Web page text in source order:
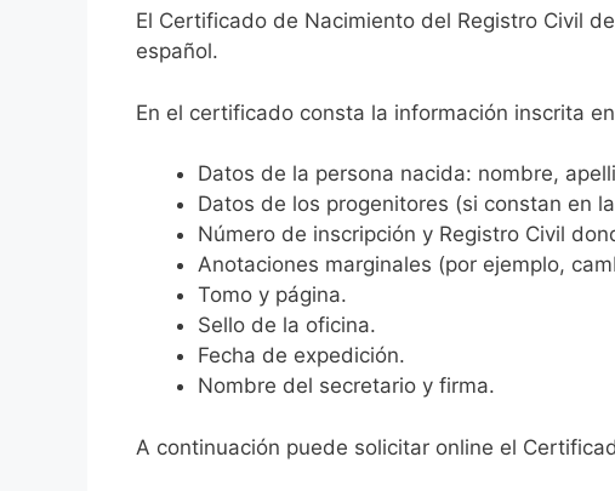
El Certificado de Nacimiento del Registro Civil
español.
En el certificado consta la información inscrita
Datos de la persona nacida: nombre,
Datos de los progenitores (si constan en
Número de inscripción y Registro Civil
Anotaciones marginales (por ejemplo,
Tomo y página.
Sello de la oficina.
Fecha de expedición.
Nombre del secretario y firma.
A continuación puede solicitar online el